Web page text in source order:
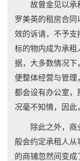
故曾金见以承租
罗美英的租房合
效的诉请，不予支
标的物内成为承租
据，大多数情况下
便整体经营与管理
都会设有办公室，
况毫不知情，因此
除此之外，商业
般会约定承租人从
的商铺忽然间变成